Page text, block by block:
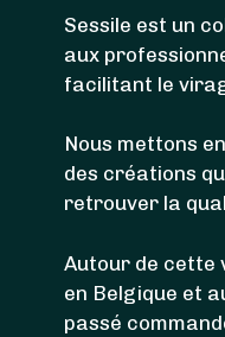
Sessile est un
aux
facilitant le
Nous mettons
des créations
retrouver la
Autour de cette
en Belgique et
passé